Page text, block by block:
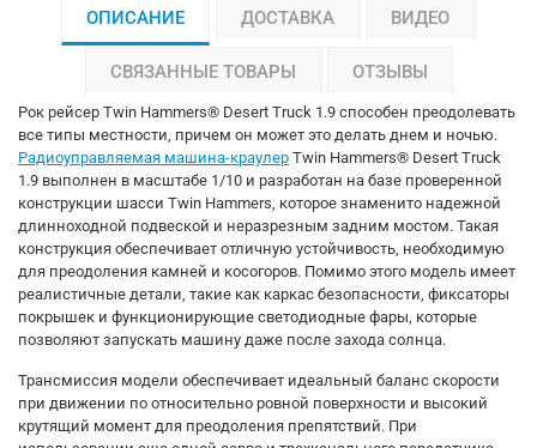
ОПИСАНИЕ ДОСТАВКА ВИДЕО
СВЯЗАННЫЕ ТОВАРЫ ОТЗЫВЫ
Рок рейсер Twin Hammers® Desert Truck 1.9 способен преодолевать
все типы местности, причем он может это делать днем и ночью.
Радиоуправляемая машина-краулер Twin Hammers® Desert Truck
1.9 выполнен в масштабе 1/10 и разработан на базе проверенной
конструкции шасси Twin Hammers, которое знаменито надежной
длинноходной подвеской и неразрезным задним мостом. Такая
конструкция обеспечивает отличную устойчивость, необходимую
для преодоления камней и косогоров. Помимо этого модель имеет
реалистичные детали, такие как каркас безопасности, фиксаторы
покрышек и функционирующие светодиодные фары, которые
позволяют запускать машину даже после захода солнца.
Трансмиссия модели обеспечивает идеальный баланс скорости
при движении по относительно ровной поверхности и высокий
крутящий момент для преодоления препятствий. При